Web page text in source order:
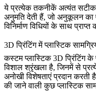
ये प्रत्येक तकनीकें अत्यंत सटीक
अनुमति देती हैं, जो अनुकूलन का
विनिर्माण विधियों के साथ
3D प्रिंटिंग में प्लास्टिक
कस्टम प्लास्टिक 3D प्रिंटिंग
विशाल श्रृंखला है, जिनमें से
अनोखी विशेषताएं प्रदान
की जाने वाली कुछ प्लास्टिक